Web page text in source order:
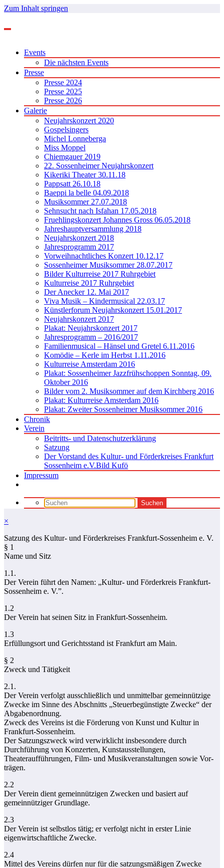
Zum Inhalt springen
Events
Die nächsten Events
Presse
Presse 2024
Presse 2025
Presse 2026
Galerie
Neujahrskonzert 2020
Gospelsingers
Michel Lonneberga
Miss Moppel
Chiemgauer 2019
22. Sossenheimer Neujahrskonzert
Kikeriki Theater 30.11.18
Pappsatt 26.10.18
Baeppi la belle 04.09.2018
Musiksommer 27.07.2018
Sehnsucht nach Isfahan 17.05.2018
Fruehlingskonzert Johannes Gross 06.05.2018
Jahreshauptversammlung 2018
Neujahrskonzert 2018
Jahresprogramm 2017
Vorweihnachtliches Konzert 10.12.17
Sossenheimer Musiksommer 28.07.2017
Bilder Kulturreise 2017 Ruhrgebiet
Kulturreise 2017 Ruhrgebiet
Der Anecker 12. Mai 2017
Viva Musik – Kindermusical 22.03.17
Künstlerforum Neujahrskonzert 15.01.2017
Neujahrskonzert 2017
Plakat: Neujahrskonzert 2017
Jahresprogramm – 2016/2017
Familienmusical – Hänsel und Gretel 6.11.2016
Komödie – Kerle im Herbst 1.11.2016
Kulturreise Amsterdam 2016
Plakat: Sossenheimer Jazzfrühschoppen Sonntag, 09.
Oktober 2016
Bilder vom 2. Musiksommer auf dem Kirchberg 2016
Plakat: Kulturreise Amsterdam 2016
Plakat: Zweiter Sossenheimer Musiksommer 2016
Chronik
Verein
Beitritts- und Datenschutzerklärung
Satzung
Der Vorstand des Kultur- und Förderkreises Frankfurt
Sossenheim e.V.Bild Kufö
Impressum
×
Satzung des Kultur- und Förderkreises Frankfurt-Sossenheim e. V.
§ 1
Name und Sitz
1.1.
Der Verein führt den Namen: „Kultur- und Förderkreis Frankfurt-
Sossenheim e. V.”.
1.2
Der Verein hat seinen Sitz in Frankfurt-Sossenheim.
1.3
Erfüllungsort und Gerichtsstand ist Frankfurt am Main.
§ 2
Zweck und Tätigkeit
2.1.
Der Verein verfolgt ausschließlich und unmittelbar gemeinnützige
Zwecke im Sinne des Abschnitts „Steuerbegünstigte Zwecke“ der
Abgabenordnung.
Zweck des Vereins ist die Förderung von Kunst und Kultur in
Frankfurt-Sossenheim.
Der Satzungszweck wird verwirklicht insbesondere durch
Durchführung von Konzerten, Kunstausstellungen,
Theateraufführungen, Film- und Musikveranstaltungen sowie Vor-
trägen.
2.2
Der Verein dient gemeinnützigen Zwecken und basiert auf
gemeinnütziger Grundlage.
2.3
Der Verein ist selbstlos tätig; er verfolgt nicht in erster Linie
eigenwirtschaftliche Zwecke.
2.4
Mittel des Vereins dürfen nur für die satzungsmäßigen Zwecke